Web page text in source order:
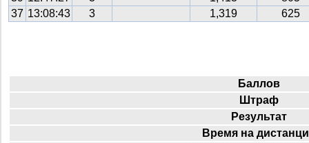
37 13:08:43 3 1,319 625
Баллов
Штраф
Результат
Время на